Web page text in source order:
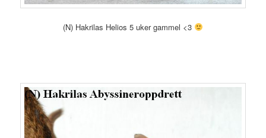
(N) Hakrilas Helios 5 uker gammel <3